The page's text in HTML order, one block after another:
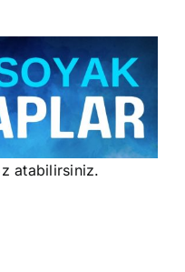
atabilirsiniz.